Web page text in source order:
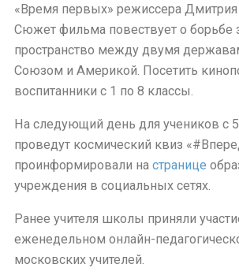
«Время первых» режиссера Дмитрия
Сюжет фильма повествует о борьбе
пространство между двумя
Союзом и Америкой. Посетить
воспитанники с 1 по 8 классы.
На следующий день для учеников с
проведут космический квиз
проинформировали на странице
учреждения в социальных сетях.
Ранее учителя школы приняли
еженедельном онлайн-
московских учителей.